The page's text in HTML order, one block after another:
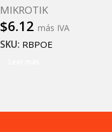
MIKROTIK
$6.12 más IVA
SKU: RBPOE